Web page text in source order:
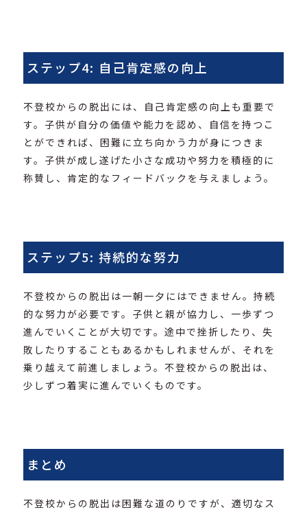
ステップ4: 自己肯定感の向上
不登校からの脱出には、自己肯定感の向上も重要で
す。子供が自分の価値や能力を認め、自信を持つこ
とができれば、困難に立ち向かう力が身につきま
す。子供が成し遂げた小さな成功や努力を積極的に
称賛し、肯定的なフィードバックを与えましょう。
ステップ5: 持続的な努力
不登校からの脱出は一朝一夕にはできません。持続
的な努力が必要です。子供と親が協力し、一歩ずつ
進んでいくことが大切です。途中で挫折したり、失
敗したりすることもあるかもしれませんが、それを
乗り越えて前進しましょう。不登校からの脱出は、
少しずつ着実に進んでいくものです。
まとめ
不登校からの脱出は困難な道のりですが、適切なス